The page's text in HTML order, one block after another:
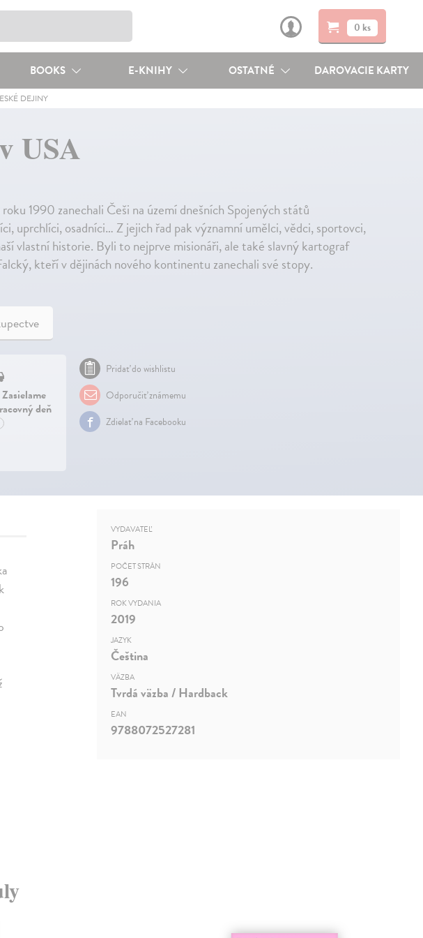
0 ks
BOOKS E-KNIHY OSTATNÉ DAROVACIE KARTY
DEJINY
USA
1990 zanechali Češi na území dnešních Spojených států
uprchlíci, osadníci… Z jejich řad pak významní umělci, vědci, sportovci,
vlastní historie. Byli to nejprve misionáři, ale také slavný kartograf
kteří v dějinách nového kontinentu zanechali své stopy.
deň
Pridať do wishlistu
Odporučiť známemu
Zdielať na Facebooku
VYDAVATEĽ
Práh
POČET STRÁN
196
ROK VYDANIA
2019
JAZYK
Čeština
VÄZBA
Tvrdá väzba / Hardback
EAN
9788072527281